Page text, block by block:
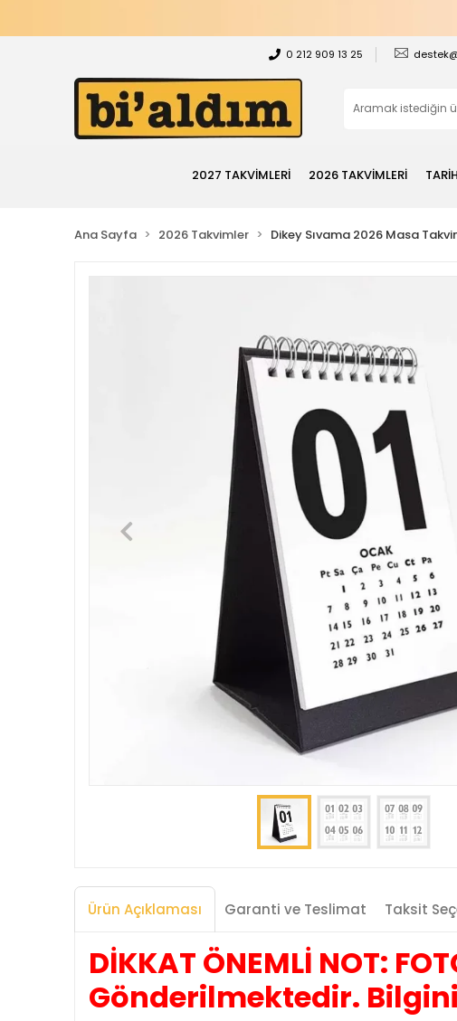
0 212 909 13 25
2027 TAKVİMLERİ 2026 TAKVİMLERİ
Ana Sayfa 2026 Takvimler Dikey Sıvama 2026 Masa
Ürün Açıklaması Garanti ve Teslimat Taksit
DİKKAT ÖNEMLİ NOT:
Gönderilmektedir.